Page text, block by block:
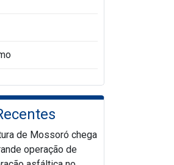
de Mossoró chega
operação de